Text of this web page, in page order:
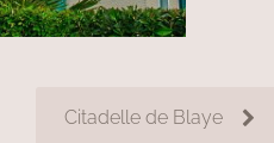
Citadelle de Blaye